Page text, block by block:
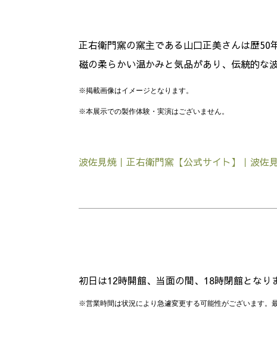
正右衛門窯の窯主である山口正美さんは歴50
磁の柔らかい温かみと気品があり、伝統的な
※掲載画像はイメージとなります。
※本展示での製作体験・実演はございません。
波佐見焼｜正右衛門窯【公式サイト】｜波
初日は12時開館、当面の間、18時閉館となり
※営業時間は状況により急遽変更する可能性がございます。